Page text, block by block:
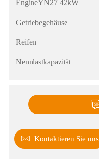
EngineYN27 42kW
Getriebegehäuse
Reifen
Nennlastkapazität
 Kontaktieren Sie uns